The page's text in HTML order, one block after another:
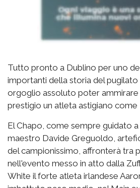
Tutto pronto a Dublino per uno
importanti della storia del pugilato
orgoglio assoluto poter ammirare
prestigio un atleta astigiano come
El Chapo, come sempre guidato
maestro Davide Greguoldo,
del campionissimo, affronterà tra
nell'evento messo in atto dalla
White il forte atleta irlandese